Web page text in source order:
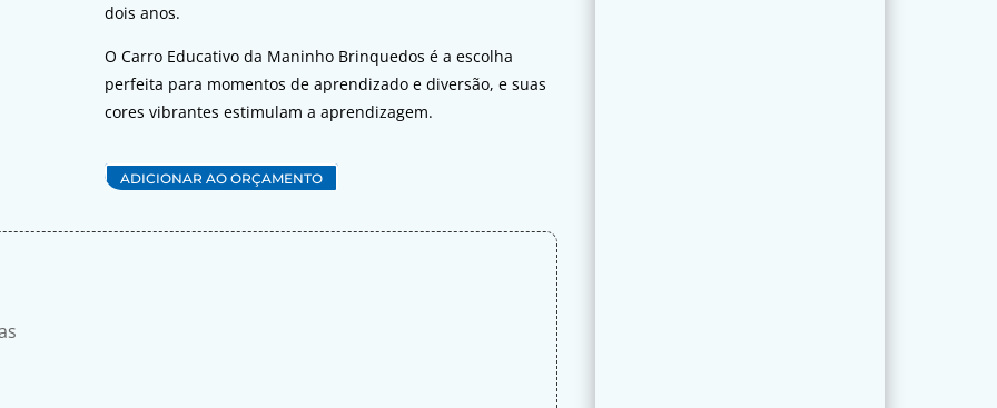
dois anos.
O Carro Educativo da Maninho Brinquedos é a escolha
perfeita para momentos de aprendizado e diversão, e suas
cores vibrantes estimulam a aprendizagem.
ADICIONAR AO ORÇAMENTO